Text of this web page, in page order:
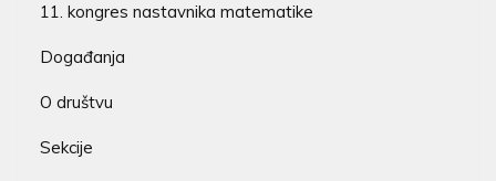
11. kongres nastavnika matematike
Događanja
O društvu
Sekcije